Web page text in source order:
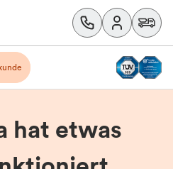
hat etwas